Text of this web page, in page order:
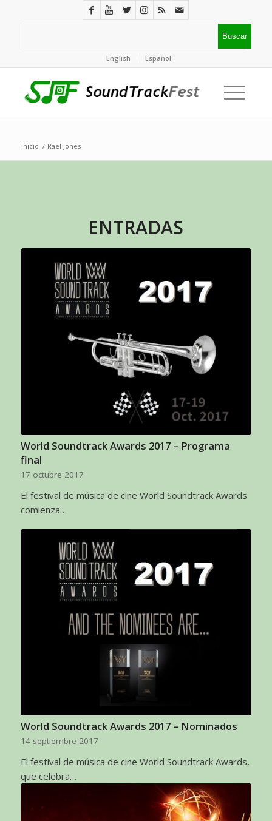
English Español
Inicio / Rael Jones
ENTRADAS
World Soundtrack Awards 2017 – Programa
final
17 octubre 2017
El festival de música de cine World Soundtrack Awards
comienza…
World Soundtrack Awards 2017 – Nominados
14 septiembre 2017
El festival de música de cine World Soundtrack Awards,
que celebra…